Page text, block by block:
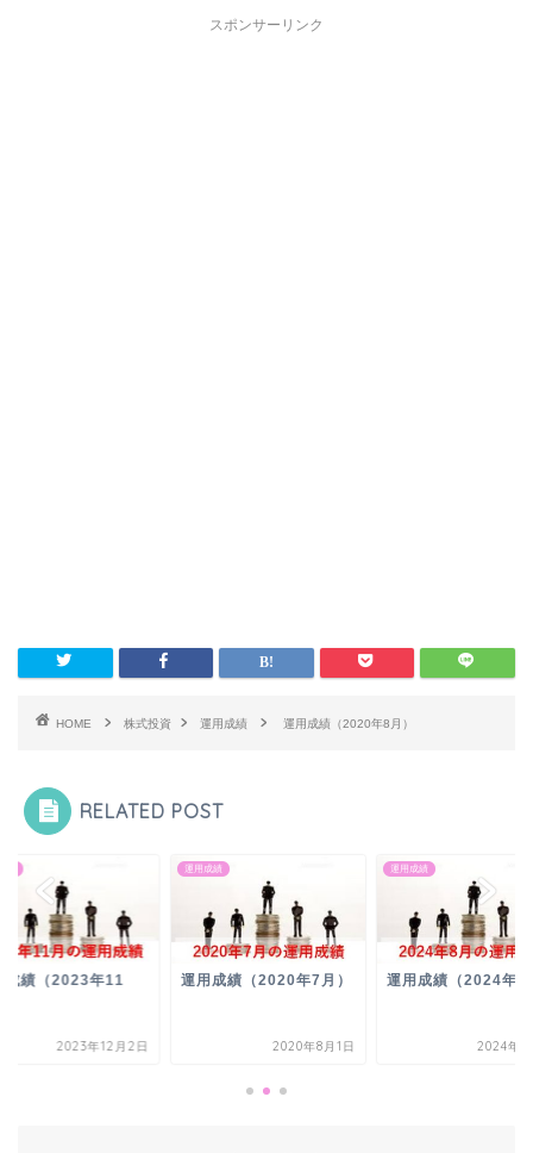
スポンサーリンク
HOME 株式投資 運用成績 運用成績（2020年8月）
RELATED POST
成績（2023年11
2023年12月2日
運用成績
運用成績（2020年7月）
2020年8月1日
運用成績
運用成績（2024年8
2024年9